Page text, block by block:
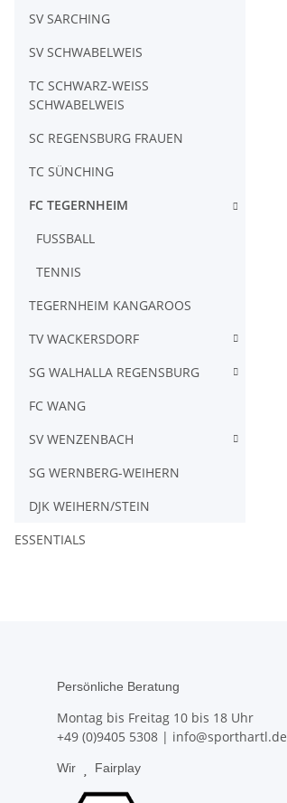
SV SARCHING
SV SCHWABELWEIS
TC SCHWARZ-WEISS
SCHWABELWEIS
SC REGENSBURG FRAUEN
TC SÜNCHING
FC TEGERNHEIM
FUSSBALL
TENNIS
TEGERNHEIM KANGAROOS
TV WACKERSDORF
SG WALHALLA REGENSBURG
FC WANG
SV WENZENBACH
SG WERNBERG-WEIHERN
DJK WEIHERN/STEIN
ESSENTIALS
Persönliche Beratung
Montag bis Freitag 10 bis 18 Uhr
+49 (0)9405 5308 | info@sporthartl.de
Wir Fairplay